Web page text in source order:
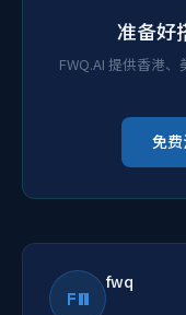
准备好
FWQ.AI 提供香港
免
FW
fwq